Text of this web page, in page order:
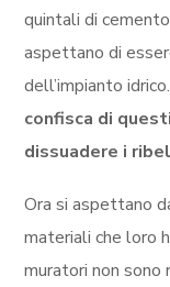
quintali di
aspettano di
dell’impianto idrico.
confisca di
dissuadere i
Ora si aspettano
materiali che loro
muratori non sono